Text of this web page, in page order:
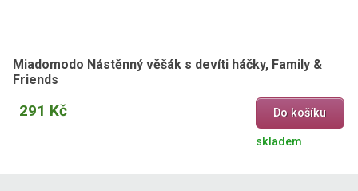
Miadomodo Nástěnný věšák s devíti háčky, Family &
Friends
291 Kč Do košíku
skladem